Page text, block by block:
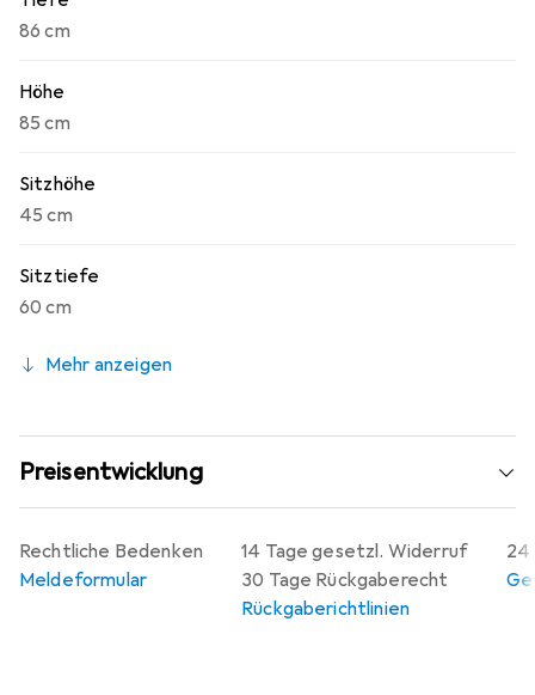
86 cm
Höhe
85 cm
Sitzhöhe
45 cm
Sitztiefe
60 cm
Mehr anzeigen
Preisentwicklung
14 Tage gesetzl. Widerruf
30 Tage Rückgaberecht
Rückgaberichtlinien
24
Rechtliche Bedenken
Meldeformular